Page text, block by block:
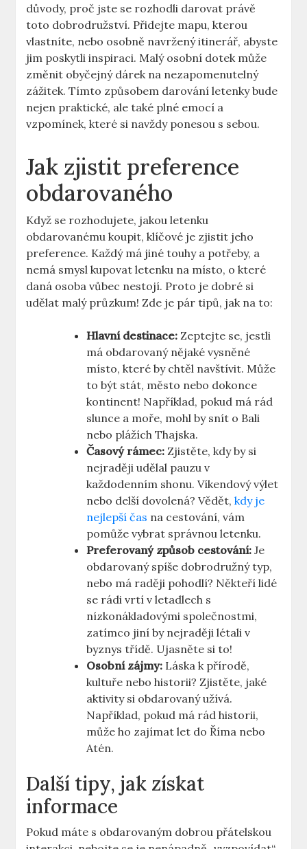
důvody, proč jste se rozhodli darovat právě
toto dobrodružství. Přidejte mapu, kterou
vlastníte, nebo osobně navržený itinerář, abyste
jim poskytli inspiraci. Malý osobní dotek může
změnit obyčejný dárek na nezapomenutelný
zážitek. Tímto způsobem darování letenky bude
nejen praktické, ale také plné emocí a
vzpomínek, které si navždy ponesou s sebou.
Jak zjistit preference
obdarovaného
Když se rozhodujete, jakou letenku
obdarovanému koupit, klíčové je zjistit jeho
preference. Každý má jiné touhy a potřeby, a
nemá smysl kupovat letenku na místo, o které
daná osoba vůbec nestojí. Proto je dobré si
udělat malý průzkum! Zde je pár tipů, jak na to:
Hlavní destinace: Zeptejte se, jestli
má obdarovaný nějaké vysněné
místo, které by chtěl navštívit. Může
to být stát, město nebo dokonce
kontinent! Například, pokud má rád
slunce a moře, mohl by snít o Bali
nebo plážích Thajska.
Časový rámec: Zjistěte, kdy by si
nejraději udělal pauzu v
každodenním shonu. Víkendový výlet
nebo delší dovolená? Vědět,kdy je
nejlepší čas na cestování, vám
pomůže vybrat správnou letenku.
Preferovaný způsob cestování: Je
obdarovaný spíše dobrodružný typ,
nebo má raději pohodlí? Někteří lidé
se rádi vrtí v letadlech s
nízkonákladovými společnostmi,
zatímco jiní by nejraději létali v
byznys třídě. Ujasněte si to!
Osobní zájmy: Láska k přírodě,
kultuře nebo historii? Zjistěte, jaké
aktivity si obdarovaný užívá.
Například, pokud má rád historii,
může ho zajímat let do Říma nebo
Atén.
Další tipy, jak získat
informace
Pokud máte s obdarovaným dobrou přátelskou